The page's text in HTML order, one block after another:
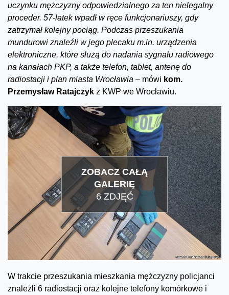
uczynku mężczyzny odpowiedzialnego za ten nielegalny
proceder. 57-latek wpadł w ręce funkcjonariuszy, gdy
zatrzymał kolejny pociąg. Podczas przeszukania
mundurowi znaleźli w jego plecaku m.in. urządzenia
elektroniczne, które służą do nadania sygnału radiowego
na kanałach PKP, a także telefon, tablet, antenę do
radiostacji i plan miasta Wrocławia – mówi kom.
Przemysław Ratajczyk z KWP we Wrocławiu.
ZOBACZ CAŁĄ
GALERIĘ
6 ZDJĘĆ
W trakcie przeszukania mieszkania mężczyzny policjanci
znaleźli 6 radiostacji oraz kolejne telefony komórkowe i